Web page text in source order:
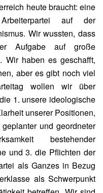
heute braucht: eine
auf der
Wir wussten, dass
Aufgabe auf große
Wir haben es geschafft,
aber es gibt noch viel
wollen wir über
1. unsere ideologische
unserer Positionen,
und geordneter
bestehender
und 3. die Pflichten der
als Ganzes in Bezug
als Schwerpunkt